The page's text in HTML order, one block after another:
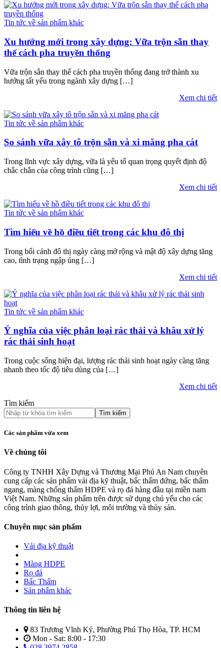
Tin tức về sản phẩm khác
Xu hướng mới trong xây dựng: Vữa trộn sẵn thay
thế cách pha truyền thống
Vữa trộn sẵn thay thế cách pha truyền thống đang trở thành xu
hướng tất yếu trong ngành xây dựng […]
Xem chi tiết
Tin tức về sản phẩm khác
So sánh vữa xây tô trộn sẵn và xi măng pha cát
Trong lĩnh vực xây dựng, vữa là yếu tố quan trọng quyết định độ
chắc chắn của công trình cũng […]
Xem chi tiết
Tin tức về sản phẩm khác
Tìm hiểu về hồ điều tiết trong các khu đô thị
Trong bối cảnh đô thị ngày càng mở rộng và mật độ xây dựng tăng
cao, tình trạng ngập úng […]
Xem chi tiết
Tin tức về sản phẩm khác
Ý nghĩa của việc phân loại rác thải và khâu xử lý
rác thải sinh hoạt
Trong cuộc sống hiện đại, lượng rác thải sinh hoạt ngày càng tăng
nhanh theo tốc độ tiêu dùng của […]
Xem chi tiết
Tìm kiếm
Tìm kiếm
Các sản phẩm vừa xem
Về chúng tôi
Công ty TNHH Xây Dựng và Thương Mại Phú An Nam chuyên
cung cấp các sản phẩm vải địa kỹ thuật, bấc thấm đứng, bấc thấm
ngang, màng chống thấm HDPE và rọ đá hàng đầu tại miền nam
Việt Nam. Những sản phẩm trên được sử dụng chủ yếu cho các
công trình giao thông, thủy lợi, môi trường và thủy sản.
Chuyên mục sản phẩm
Vải địa kỹ thuật
Màng HDPE
Rọ đá
Bấc Thấm
Sản phẩm khác
Thông tin liên hệ
83 Trương Vĩnh Ký, Phường Phú Thọ Hòa, TP. HCM
Mon - Sat: 8:00 - 17:30